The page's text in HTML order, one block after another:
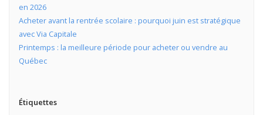
en 2026
Acheter avant la rentrée scolaire : pourquoi juin est stratégique
avec Via Capitale
Printemps : la meilleure période pour acheter ou vendre au
Québec
Étiquettes